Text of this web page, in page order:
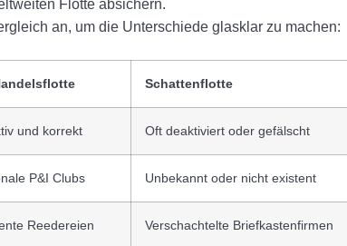
Flotte absichern.
an, um die Unterschiede glasklar zu machen:
Schattenflotte
und korrekt Oft deaktiviert oder gefälscht
P&I Clubs Unbekannt oder nicht existent
Reedereien Verschachtelte Briefkastenfirmen